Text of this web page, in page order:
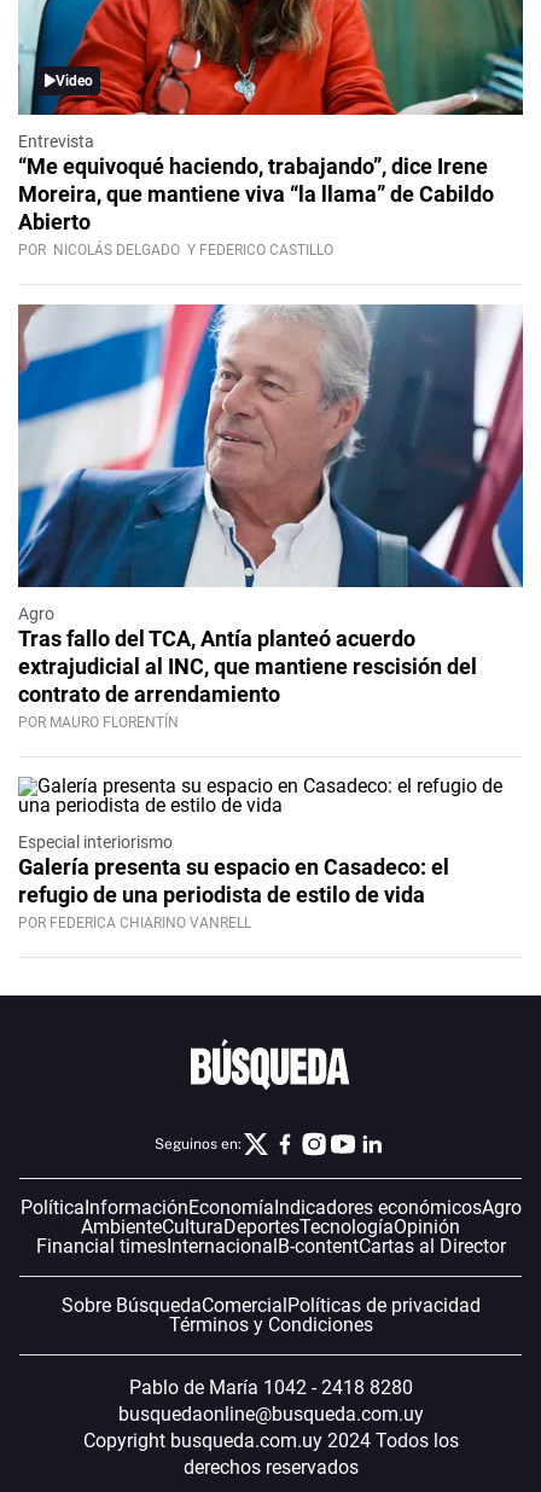
Video
Entrevista
“Me equivoqué haciendo, trabajando”, dice Irene
Moreira, que mantiene viva “la llama” de Cabildo
Abierto
POR NICOLÁS DELGADO Y FEDERICO CASTILLO
Agro
Tras fallo del TCA, Antía planteó acuerdo
extrajudicial al INC, que mantiene rescisión del
contrato de arrendamiento
POR MAURO FLORENTÍN
Especial interiorismo
Galería presenta su espacio en Casadeco: el
refugio de una periodista de estilo de vida
POR FEDERICA CHIARINO VANRELL
Seguinos en:
PolíticaInformaciónEconomíaIndicadores económicosAgro
AmbienteCulturaDeportesTecnologíaOpinión
Financial timesInternacionalB-contentCartas al Director
Sobre BúsquedaComercialPolíticas de privacidad
Términos y Condiciones
Pablo de María 1042 - 2418 8280
busquedaonline@busqueda.com.uy
Copyright busqueda.com.uy 2024 Todos los
derechos reservados